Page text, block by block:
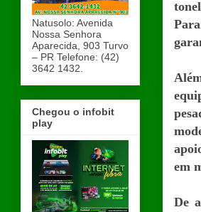
em
De
Natusolo: Avenida
Nossa Senhora
Aparecida, 903 Turvo
– PR Telefone: (42)
3642 1432.
Chegou o infobit
play